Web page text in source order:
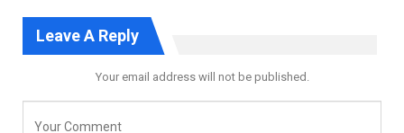
Leave A Reply
Your email address will not be published.